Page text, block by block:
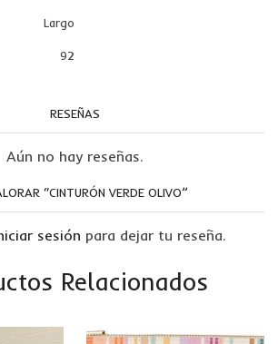
Largo
92
RESEÑAS
Aún no hay reseñas.
“CINTURÓN VERDE OLIVO”
sesión para dejar tu reseña.
Relacionados